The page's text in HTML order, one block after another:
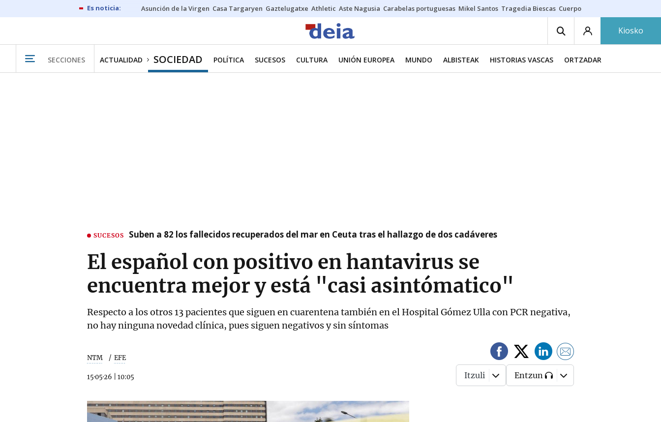
Asunción de la Virgen Casa Targaryen Gaztelugatxe Athletic Aste Nagusia Carabelas portuguesas Mikel Santos Tragedia Biescas Cuerpo ría
Kiosko
SECCIONES ACTUALIDAD SOCIEDAD POLÍTICA SUCESOS CULTURA UNIÓN EUROPEA MUNDO ALBISTEAK HISTORIAS VASCAS ORTZADAR
SUCESOS Suben a 82 los fallecidos recuperados del mar en Ceuta tras el hallazgo de dos cadáveres
El español con positivo en hantavirus se
encuentra mejor y está "casi asintómatico"
Respecto a los otros 13 pacientes que siguen en cuarentena también en el Hospital Gómez Ulla con PCR negativa,
no hay ninguna novedad clínica, pues siguen negativos y sin síntomas
NTM EFE
15·05·26 10:05 Itzuli Entzun